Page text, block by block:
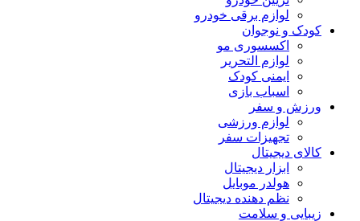
لوازم برقی خودرو
کودک و نوجوان
اکسسوری مو
لوازم التحریر
ایمنی کودک
اسباب بازی
ورزش و سفر
لوازم ورزشی
تجهیزات سفر
کالای دیجیتال
ابزار دیجیتال
هولدر موبایل
نظم دهنده دیجیتال
زیبایی و سلامت